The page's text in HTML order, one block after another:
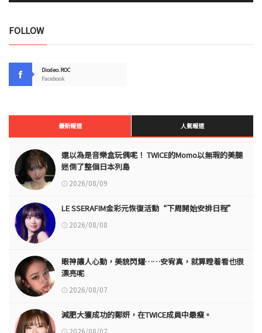
FOLLOW
Diodeo.ROC
Facebook
最新報道 人氣報道
還以為是音樂盒玩偶呢！ TWICE的Momo以無瑕的美腿
迷倒了整個日本列島
2026/08/09
LE SSERAFIM金彩元恢復活動“下周開始安排日程”
2026/08/08
眼神讓人心動，美貌閃耀……安宥真，就算瞪着看也很
漂亮呢
2026/08/07
減肥大獲成功的鄭妍，在TWICE成員中最瘦。